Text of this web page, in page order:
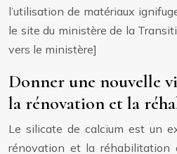
l’utilisation de matériaux
le site du ministère de la
vers le ministère]
Donner une nouvelle
la rénovation et la
Le silicate de calcium est un
rénovation et la réhabilitation